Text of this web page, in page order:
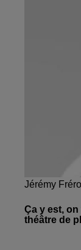
Jérémy
Ça y est,
théâtre de